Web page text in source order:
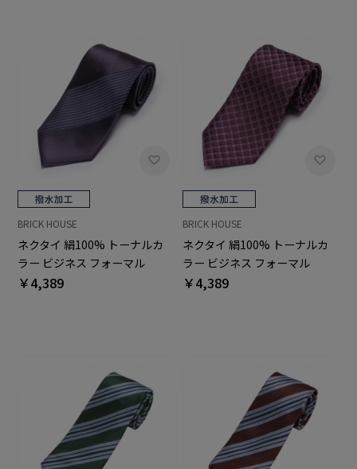
BRICK HOUSE
ネクタイ 絹100% トーナルカ
ラー ビジネス フォーマル
￥4,389
BRICK HOUSE
ネクタイ 絹100% トーナルカ
ラー ビジネス フォーマル
￥4,389